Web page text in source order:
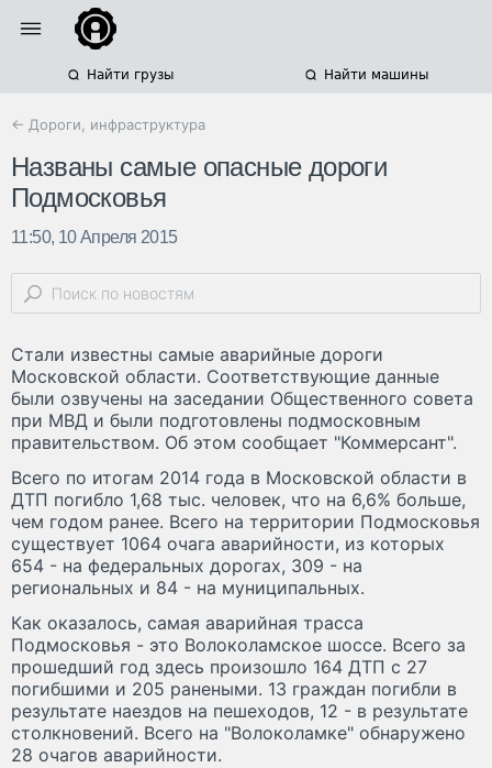
Найти грузы Найти машины
← Дороги, инфраструктура
Названы самые опасные дороги
Подмосковья
11:50, 10 Апреля 2015
Стали известны самые аварийные дороги
Московской области. Соответствующие данные
были озвучены на заседании Общественного совета
при МВД и были подготовлены подмосковным
правительством. Об этом сообщает "Коммерсант".
Всего по итогам 2014 года в Московской области в
ДТП погибло 1,68 тыс. человек, что на 6,6% больше,
чем годом ранее. Всего на территории Подмосковья
существует 1064 очага аварийности, из которых
654 - на федеральных дорогах, 309 - на
региональных и 84 - на муниципальных.
Как оказалось, самая аварийная трасса
Подмосковья - это Волоколамское шоссе. Всего за
прошедший год здесь произошло 164 ДТП с 27
погибшими и 205 ранеными. 13 граждан погибли в
результате наездов на пешеходов, 12 - в результате
столкновений. Всего на "Волоколамке" обнаружено
28 очагов аварийности.